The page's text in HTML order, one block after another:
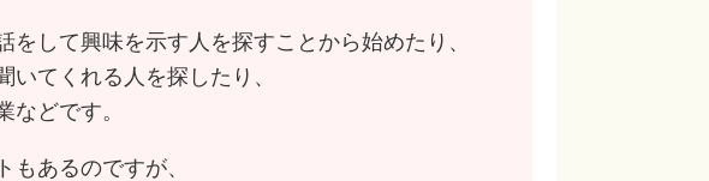
をして興味を示す人を探すことから始めたり、
いてくれる人を探したり、
などです。
もあるのですが、